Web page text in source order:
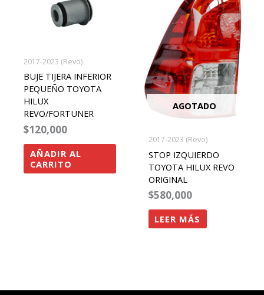
2017-2023 (Revo)
BUJE TIJERA INFERIOR
PEQUEÑO TOYOTA
HILUX
REVO/FORTUNER
$120,000
AÑADIR AL
CARRITO
AGOTADO
2017-2023 (Revo)
STOP IZQUIERDO
TOYOTA HILUX REVO
ORIGINAL
$580,000
LEER MÁS